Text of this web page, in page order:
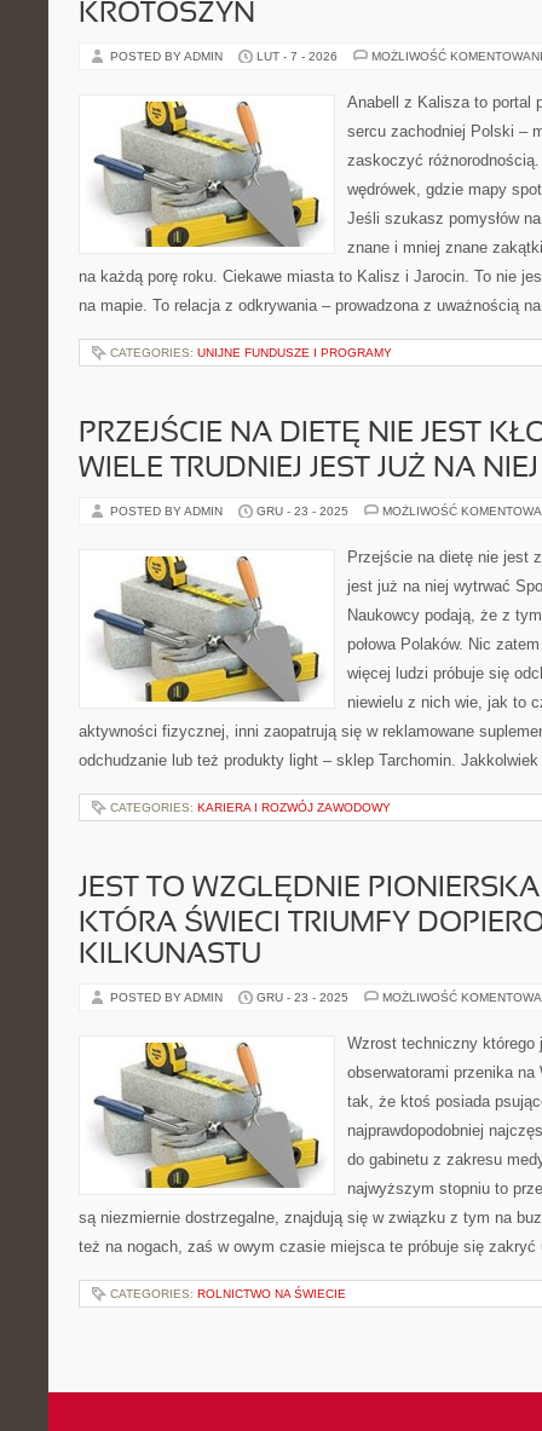
KROTOSZYN
POSTED BY ADMIN LUT - 7 - 2026 MOŻLIWOŚĆ
Anabell z Kalisza to portal
sercu zachodniej Polski –
zaskoczyć
wędrówek, gdzie mapy
Jeśli szukasz pomysłów
znane i mniej znane
na każdą porę roku. Ciekawe miasta to Kalisz i Jarocin. To nie
na mapie. To relacja z odkrywania – prowadzona z uważnością
CATEGORIES: UNIJNE FUNDUSZE I PROGRAMY
PRZEJŚCIE NA DIETĘ NIE JEST
WIELE TRUDNIEJ JEST JUŻ NA
POSTED BY ADMIN GRU - 23 - 2025 MOŻLIWOŚĆ
Przejście na dietę nie jest
jest już na niej wytrwać
Naukowcy podają, że z
połowa Polaków. Nic
więcej ludzi próbuje się
niewielu z nich wie, jak to
aktywności fizycznej, inni zaopatrują się w reklamowane
odchudzanie lub też produkty light – sklep Tarchomin.
CATEGORIES: KARIERA I ROZWÓJ ZAWODOWY
JEST TO WZGLĘDNIE
KTÓRA ŚWIECI TRIUMFY
KILKUNASTU
POSTED BY ADMIN GRU - 23 - 2025 MOŻLIWOŚĆ
Wzrost techniczny którego
obserwatorami przenika
tak, że ktoś posiada
najprawdopodobniej
do gabinetu z zakresu
najwyższym stopniu to
są niezmiernie dostrzegalne, znajdują się w związku z tym na
też na nogach, zaś w owym czasie miejsca te próbuje się
CATEGORIES: ROLNICTWO NA ŚWIECIE